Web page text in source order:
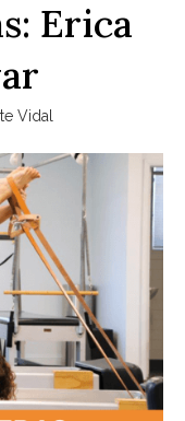
Erica
Vidal